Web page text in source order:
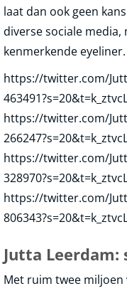
laat dan ook geen
diverse sociale
kenmerkende eyeliner.
https://twitter.com/
https://twitter.com/
https://twitter.com/
https://twitter.com/
Jutta Leerdam:
Met ruim twee